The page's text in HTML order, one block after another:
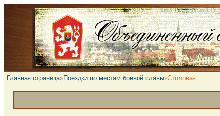
Главная страница»Поездки по местам боевой славы»Столовая